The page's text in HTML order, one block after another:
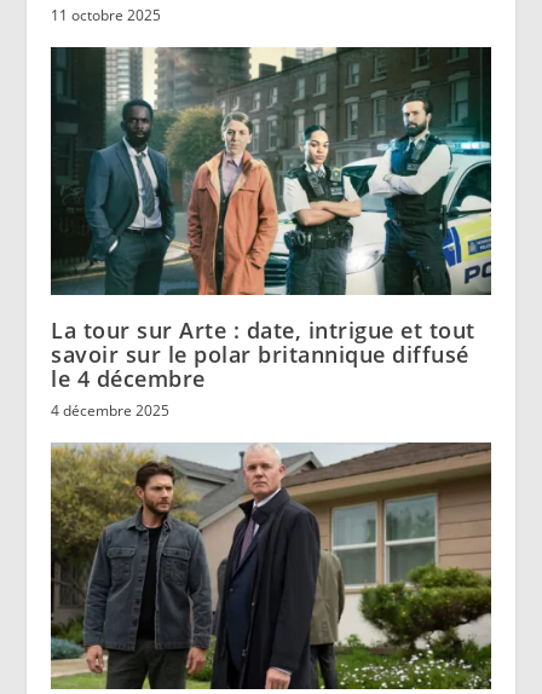
11 octobre 2025
La tour sur Arte : date, intrigue et tout
savoir sur le polar britannique diffusé
le 4 décembre
4 décembre 2025